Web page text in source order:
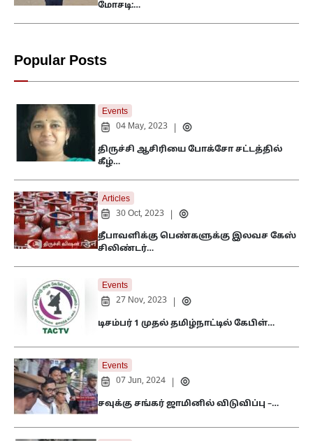
மோசடி:…
Popular Posts
Events
04 May, 2023
திருச்சி ஆசிரியை போக்சோ சட்டத்தில்
கீழ்…
Articles
30 Oct, 2023
தீபாவளிக்கு பெண்களுக்கு இலவச கேஸ்
சிலிண்டர்…
Events
27 Nov, 2023
டிசம்பர் 1 முதல் தமிழ்நாட்டில் கேபிள்…
Events
07 Jun, 2024
சவுக்கு சங்கர் ஜாமினில் விடுவிப்பு –…